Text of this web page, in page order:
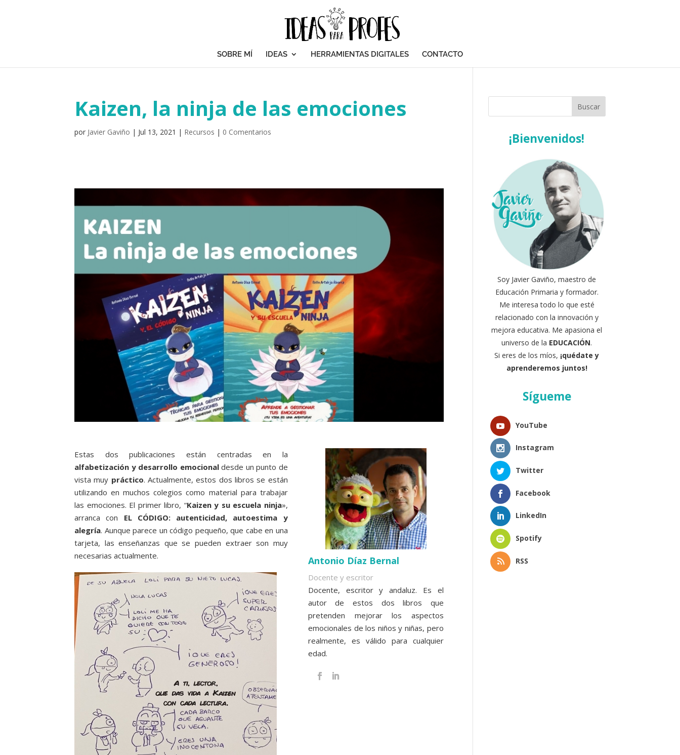
SOBRE MÍ IDEAS HERRAMIENTAS DIGITALES CONTACTO
Kaizen, la ninja de las emociones
por Javier Gaviño | Jul 13, 2021 | Recursos | 0 Comentarios
Estas dos publicaciones están centradas en la
alfabetización y desarrollo emocionaldesde un punto de
vista muy práctico. Actualmente, estos dos libros se están
utilizando en muchos colegios como material para trabajar
las emociones. El primer libro, “Kaizen y su escuela ninja»,
arranca con EL CÓDIGO: autenticidad, autoestima y
alegría. Aunque parece un código pequeño, que cabe en una
tarjeta, las enseñanzas que se pueden extraer son muy
necesarias actualmente.
Antonio Díaz Bernal
Docente y escritor
Docente, escritor y andaluz. Es el
autor de estos dos libros que
pretenden mejorar los aspectos
emocionales de los niños y niñas, pero
realmente, es válido para cualquier
edad.
¡Bienvenidos!
Soy Javier Gaviño, maestro de
Educación Primaria y formador.
Me interesa todo lo que esté
relacionado con la innovación y
mejora educativa. Me apasiona el
universo de la EDUCACIÓN.
Si eres de los míos, ¡quédate y
aprenderemos juntos!
Sígueme
YouTube
Instagram
Twitter
Facebook
LinkedIn
Spotify
RSS